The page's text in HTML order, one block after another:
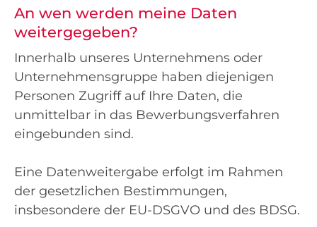
An wen werden meine Daten
weitergegeben?
Innerhalb unseres Unternehmens oder
Unternehmensgruppe haben diejenigen
Personen Zugriff auf Ihre Daten, die
unmittelbar in das Bewerbungsverfahren
eingebunden sind.
Eine Datenweitergabe erfolgt im Rahmen
der gesetzlichen Bestimmungen,
insbesondere der EU-DSGVO und des BDSG.